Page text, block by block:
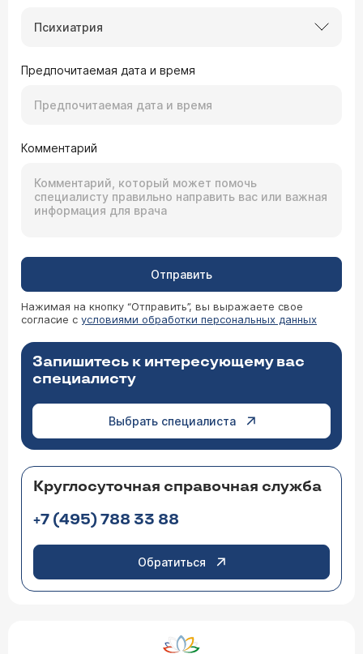
Психиатрия
Предпочитаемая дата и время
Комментарий
Отправить
Нажимая на кнопку “Отправить”, вы выражаете свое
согласие с условиями обработки персональных данных
Запишитесь к интересующему вас
специалисту
Выбрать специалиста
Круглосуточная справочная служба
+7 (495) 788 33 88
Обратиться